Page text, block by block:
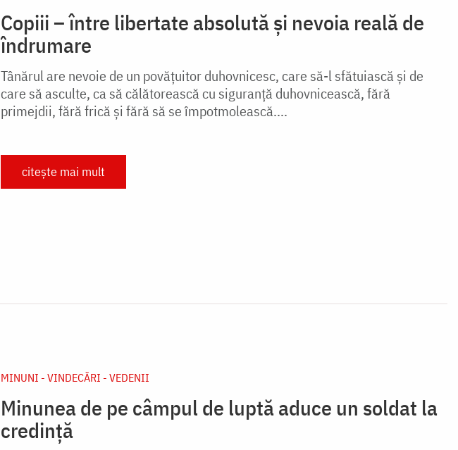
Copiii – între libertate absolută și nevoia reală de
îndrumare
Tânărul are nevoie de un povăţuitor duhovnicesc, care să-l sfătuiască şi de
care să asculte, ca să călătorească cu siguranţă duhovnicească, fără
primejdii, fără frică şi fără să se împotmolească....
citește mai mult
MINUNI - VINDECĂRI - VEDENII
Minunea de pe câmpul de luptă aduce un soldat la
credință